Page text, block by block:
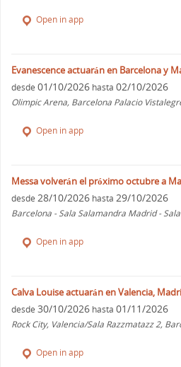
Open in app
Evanescence actuarán en Barcelona y
desde 01/10/2026 hasta 02/10/2026
Olimpic Arena, Barcelona Palacio
Open in app
Messa volverán el próximo octubre a
desde 28/10/2026 hasta 29/10/2026
Barcelona - Sala Salamandra Madrid -
Open in app
Calva Louise actuarán en Valencia,
desde 30/10/2026 hasta 01/11/2026
Rock City, Valencia/Sala Razzmatazz 2,
Open in app